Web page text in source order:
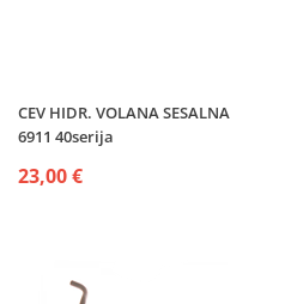
CEV HIDR. VOLANA SESALNA
6911 40serija
23,00 €